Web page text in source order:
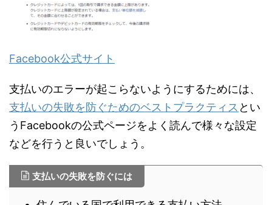
Facebook公式サイト
支払いのエラーが起こらないようにするためには、
支払いの失敗を防ぐためのベストプラクティス とい
うFacebookの公式ページをよく読んで様々な設定
などを行うと良いでしょう。
支払いの失敗を防ぐには